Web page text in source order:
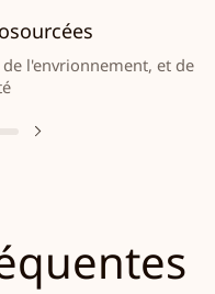
l'envrionnement, et de